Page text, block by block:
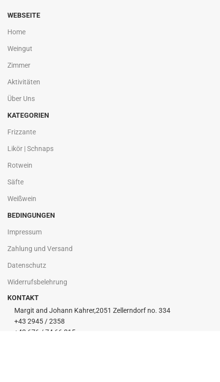
WEBSEITE
Home
Weingut
Zimmer
Aktivitäten
Über Uns
KATEGORIEN
Frizzante
Likör | Schnaps
Rotwein
Säfte
Weißwein
BEDINGUNGEN
Impressum
Zahlung und Versand
Datenschutz
Widerrufsbelehrung
KONTAKT
Margit and Johann Kahrer,2051 Zellerndorf no. 334
+43 2945 / 2358
+43 676 / 74 66 815